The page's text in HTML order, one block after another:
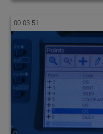
00:03:51